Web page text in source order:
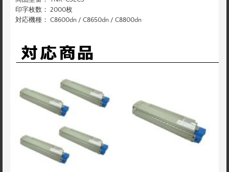
印字枚数： 2000枚
対応機種： C8600dn / C8650dn / C8800dn